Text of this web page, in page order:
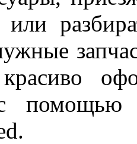
или
помощью